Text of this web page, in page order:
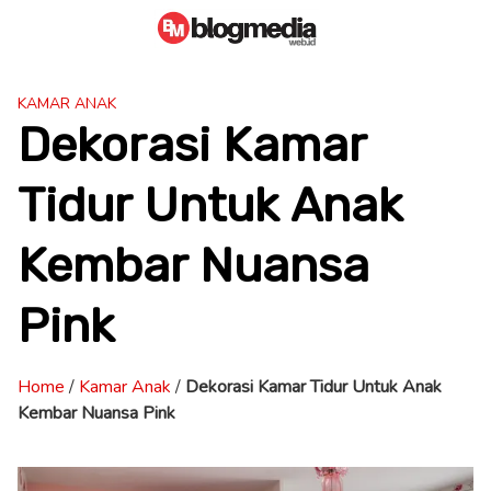
KAMAR ANAK
Dekorasi Kamar
Tidur Untuk Anak
Kembar Nuansa
Pink
Home / Kamar Anak / Dekorasi Kamar Tidur Untuk Anak
Kembar Nuansa Pink